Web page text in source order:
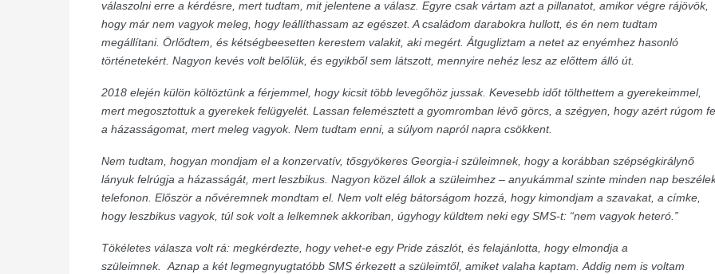
válaszolni erre a kérdésre, mert tudtam, mit jelentene a válasz. Egyre csak vártam azt a pillanatot, amikor végre rájövök,
hogy már nem vagyok meleg, hogy leállíthassam az egészet. A családom darabokra hullott, és én nem tudtam
megállítani. Örlődtem, és kétségbeesetten kerestem valakit, aki megért. Átgugliztam a netet az enyémhez hasonló
történetekért. Nagyon kevés volt belőlük, és egyikből sem látszott, mennyire nehéz lesz az előttem álló út.
2018 elején külön költöztünk a férjemmel, hogy kicsit több levegőhöz jussak. Kevesebb időt tölthettem a gyerekeimmel,
mert megosztottuk a gyerekek felügyelét. Lassan felemésztett a gyomromban lévő görcs, a szégyen, hogy azért rúgom
a házasságomat, mert meleg vagyok. Nem tudtam enni, a súlyom napról napra csökkent.
Nem tudtam, hogyan mondjam el a konzervatív, tősgyökeres Georgia-i szüleimnek, hogy a korábban szépségkirálynő
lányuk felrúgja a házasságát, mert leszbikus. Nagyon közel állok a szüleimhez – anyukámmal szinte minden nap
telefonon. Először a nővéremnek mondtam el. Nem volt elég bátorságom hozzá, hogy kimondjam a szavakat, a címke,
hogy leszbikus vagyok, túl sok volt a lelkemnek akkoriban, úgyhogy küldtem neki egy SMS-t: “nem vagyok heteró.”
Tökéletes válasza volt rá: megkérdezte, hogy vehet-e egy Pride zászlót, és felajánlotta, hogy elmondja a
szüleimnek.Aznap a két legmegnyugtatóbb SMS érkezett a szüleimtől, amiket valaha kaptam.Addig nem is voltam